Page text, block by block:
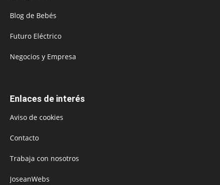
Blog de Bebés
Futuro Eléctrico
Negocios y Empresa
Enlaces de interés
Aviso de cookies
Contacto
Trabaja con nosotros
JoseanWebs